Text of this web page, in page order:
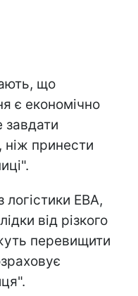
що
є економічно
завдати
ніж принести
логістики EBA,
від різкого
перевищити